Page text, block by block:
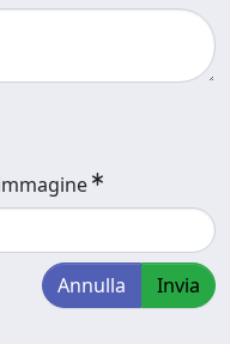
Annulla Invia